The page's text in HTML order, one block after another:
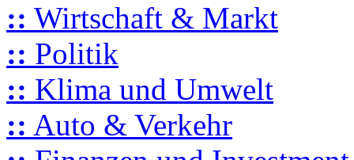
:: Wirtschaft & Markt
:: Politik
:: Klima und Umwelt
:: Auto & Verkehr